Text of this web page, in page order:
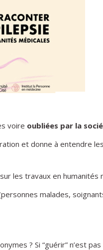
voire oubliées par la
et donne à entendre
les travaux en humanités
malades,
? Si “guérir” n’est